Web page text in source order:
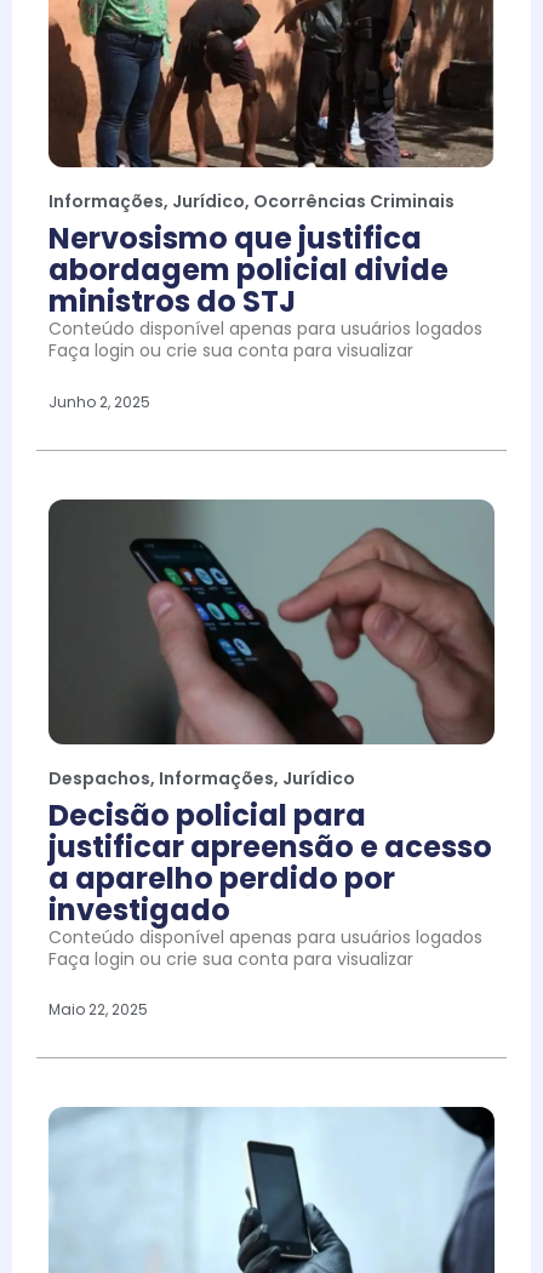
Informações, Jurídico, Ocorrências Criminais
Nervosismo que justifica
abordagem policial divide
ministros do STJ
Conteúdo disponível apenas para usuários logados
Faça login ou crie sua conta para visualizar
Junho 2, 2025
Despachos, Informações, Jurídico
Decisão policial para
justificar apreensão e acesso
a aparelho perdido por
investigado
Conteúdo disponível apenas para usuários logados
Faça login ou crie sua conta para visualizar
Maio 22, 2025